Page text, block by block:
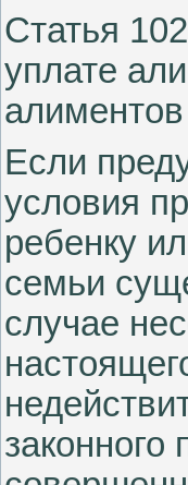
Статья
уплате
алиментов
Если
условия
ребенку
семьи
случае
законного